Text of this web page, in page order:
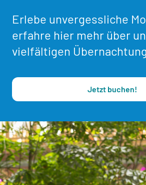
Erlebe unvergessliche
erfahre hier mehr über
vielfältigen
Jetzt buchen!